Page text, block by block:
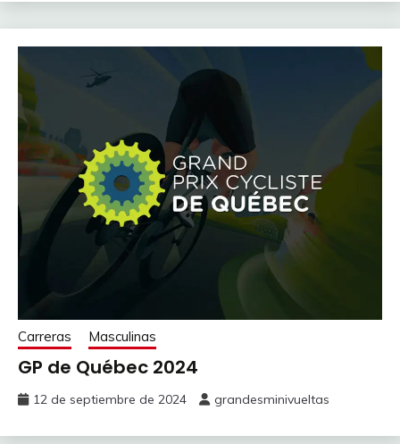
Carreras Masculinas
GP de Québec 2024
12 de septiembre de 2024 grandesminivueltas